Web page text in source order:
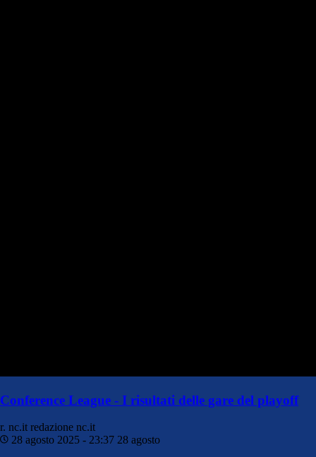
Conference League - I risultati delle gare del playoff
r. nc.it redazione nc.it
28 agosto 2025 - 23:37 28 agosto